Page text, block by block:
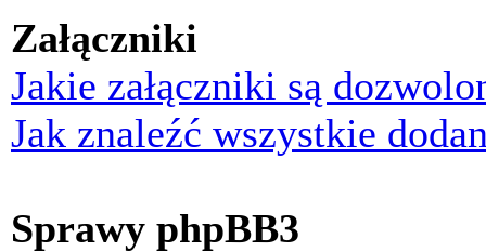
Załączniki
Jakie załączniki są
Jak znaleźć wszystkie
Sprawy phpBB3